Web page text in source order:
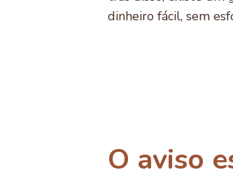
dinheiro fácil, sem
O aviso